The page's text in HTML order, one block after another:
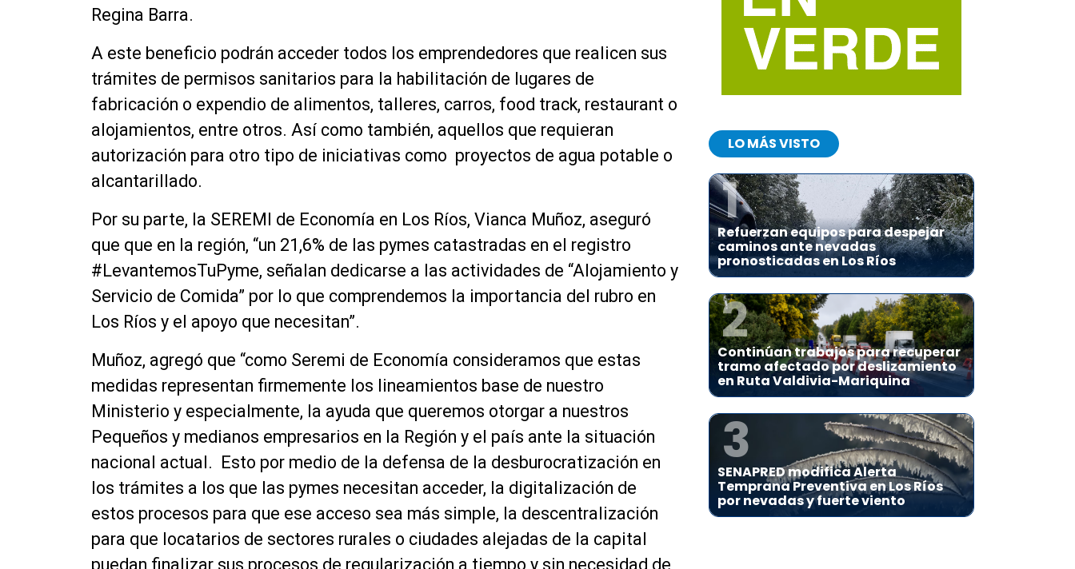
Regina Barra.
A este beneficio podrán acceder todos los emprendedores que realicen sus
trámites de permisos sanitarios para la habilitación de lugares de
fabricación o expendio de alimentos, talleres, carros, food track, restaurant o
alojamientos, entre otros. Así como también, aquellos que requieran
autorización para otro tipo de iniciativas como proyectos de agua potable o
alcantarillado.
Por su parte, la SEREMI de Economía en Los Ríos, Vianca Muñoz, aseguró
que que en la región, “un 21,6% de las pymes catastradas en el registro
#LevantemosTuPyme, señalan dedicarse a las actividades de “Alojamiento y
Servicio de Comida” por lo que comprendemos la importancia del rubro en
Los Ríos y el apoyo que necesitan”.
Muñoz, agregó que “como Seremi de Economía consideramos que estas
medidas representan firmemente los lineamientos base de nuestro
Ministerio y especialmente, la ayuda que queremos otorgar a nuestros
Pequeños y medianos empresarios en la Región y el país ante la situación
nacional actual. Esto por medio de la defensa de la desburocratización en
los trámites a los que las pymes necesitan acceder, la digitalización de
estos procesos para que ese acceso sea más simple, la descentralización
para que locatarios de sectores rurales o ciudades alejadas de la capital
puedan finalizar sus procesos de regularización a tiempo y sin necesidad de
LO MÁS VISTO
1
Refuerzan equipos para despejar
caminos ante nevadas
pronosticadas en Los Ríos
2
Continúan trabajos para recuperar
tramo afectado por deslizamiento
en Ruta Valdivia-Mariquina
3
SENAPRED modifica Alerta
Temprana Preventiva en Los Ríos
por nevadas y fuerte viento